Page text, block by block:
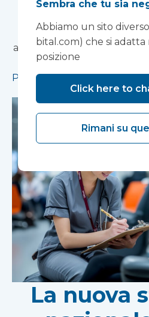
realizzazione di una
all'avanguardia a supporto
terapie per la
Per saperne di più
La nuova
Sembra che tu sia
Abbiamo un sito
bital.com) che si
posizione
Click here to
Rimani su